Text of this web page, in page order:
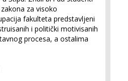
za visoko
fakulteta predstavljeni
i politički motivisanih
procesa, a ostalima